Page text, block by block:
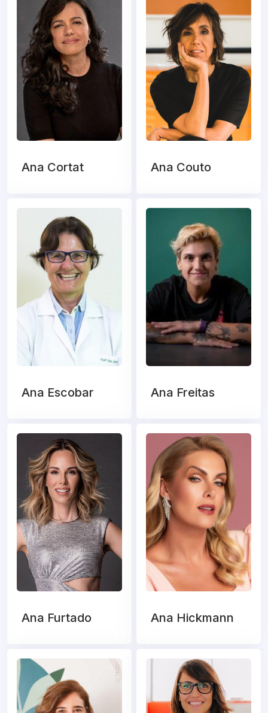
Ana Cortat Ana Couto
Ana Escobar Ana Freitas
Ana Furtado Ana Hickmann